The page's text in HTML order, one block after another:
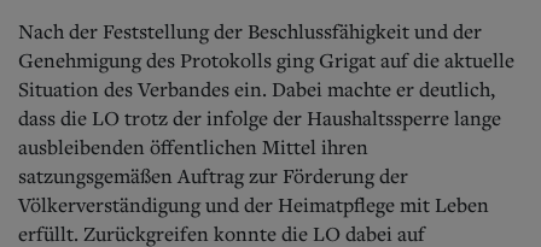
Nach der Feststellung der Beschlussfähigkeit und der
Genehmigung des Protokolls ging Grigat auf die aktuelle
Situation des Verbandes ein. Dabei machte er deutlich,
dass die LO trotz der infolge der Haushaltssperre lange
ausbleibenden öffentlichen Mittel ihren
satzungsgemäßen Auftrag zur Förderung der
Völkerverständigung und der Heimatpflege mit Leben
erfüllt. Zurückgreifen konnte die LO dabei auf